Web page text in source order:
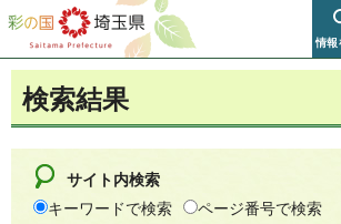
彩の国 埼玉県
情報
検索結果
サイト内検索
キーワードで検索
ページ番号で検索